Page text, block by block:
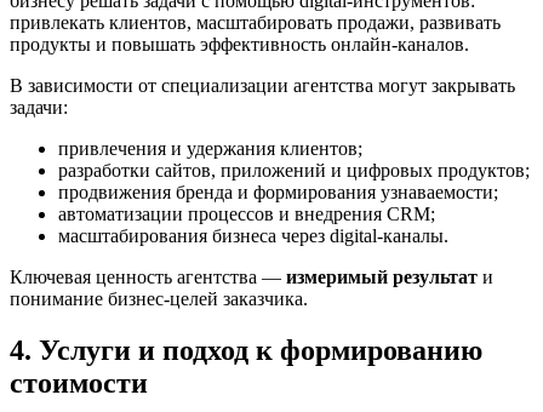
привлекать клиентов, масштабировать продажи, развивать
продукты и повышать эффективность онлайн-каналов.
В зависимости от специализации агентства могут закрывать
задачи:
привлечения и удержания клиентов;
разработки сайтов, приложений и цифровых продуктов;
продвижения бренда и формирования узнаваемости;
автоматизации процессов и внедрения CRM;
масштабирования бизнеса через digital-каналы.
Ключевая ценность агентства — измеримый результат и
понимание бизнес-целей заказчика.
4. Услуги и подход к формированию
стоимости